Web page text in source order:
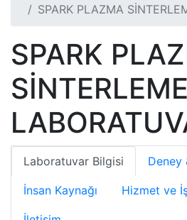
SPARK PLAZMA
SPARK
SİNTERLEME
Laboratuvar Bilgisi Deney
İnsan Kaynağı Hizmet ve